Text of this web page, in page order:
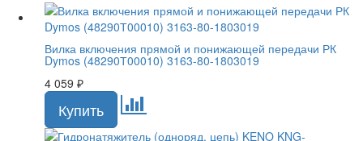
Вилка включения прямой и понижающей передачи РК
Dymos (48290Т00010) 3163-80-1803019
4 059 ₽